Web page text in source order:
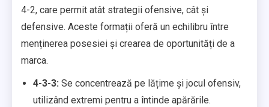
4-2, care permit atât strategii ofensive, cât și
defensive. Aceste formații oferă un echilibru între
menținerea posesiei și crearea de oportunități de a
marca.
4-3-3: Se concentrează pe lățime și jocul ofensiv,
utilizând extremi pentru a întinde apărările.